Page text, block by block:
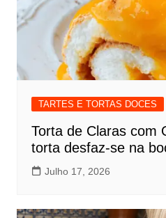
TARTES E TORTAS DOCES
Torta de Claras com
torta desfaz-se na
Julho 17, 2026